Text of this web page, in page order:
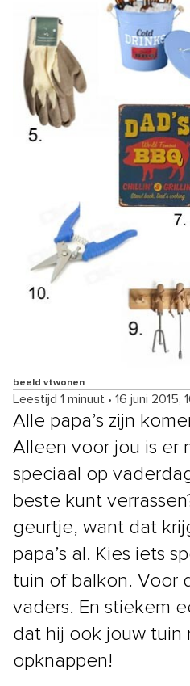
beeld vtwonen
Leestijd 1 minuut • 16 juni 2015,
Alle papa’s zijn
Alleen voor jou is er
speciaal op
beste kunt
geurtje, want dat
papa’s al. Kies iets
tuin of balkon. Voor
vaders. En stiekem
dat hij ook jouw tuin
opknappen!